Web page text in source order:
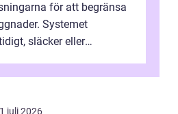
för att begränsa
Systemet
släcker eller
juli 2026